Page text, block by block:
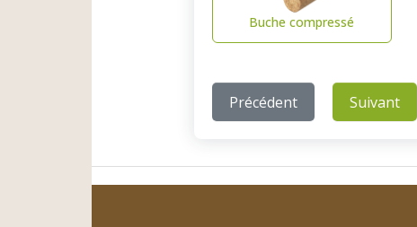
Buche compressé
Précédent Suivant